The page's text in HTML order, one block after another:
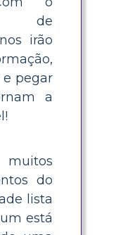
de
irão
pegar
a
do
lista
está